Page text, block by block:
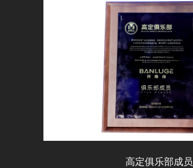
高定俱乐部成员